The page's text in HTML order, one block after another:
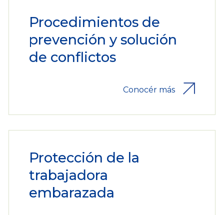
Procedimientos de
prevención y solución
de conflictos
Conocér más
Protección de la
trabajadora
embarazada